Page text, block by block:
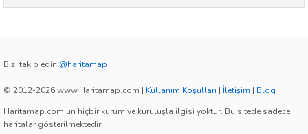
Bizi takip edin @haritamap
© 2012-2026 www.Haritamap.com | Kullanım Koşulları | İletişim | Blog
Haritamap.com'un hiçbir kurum ve kuruluşla ilgisi yoktur. Bu sitede sadece
haritalar gösterilmektedir.